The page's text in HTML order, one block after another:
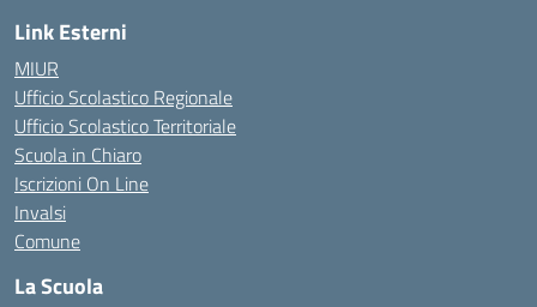
Link Esterni
MIUR
Ufficio Scolastico Regionale
Ufficio Scolastico Territoriale
Scuola in Chiaro
Iscrizioni On Line
Invalsi
Comune
La Scuola